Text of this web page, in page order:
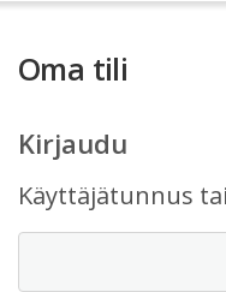
Oma tili
Kirjaudu
Käyttäjätunnus